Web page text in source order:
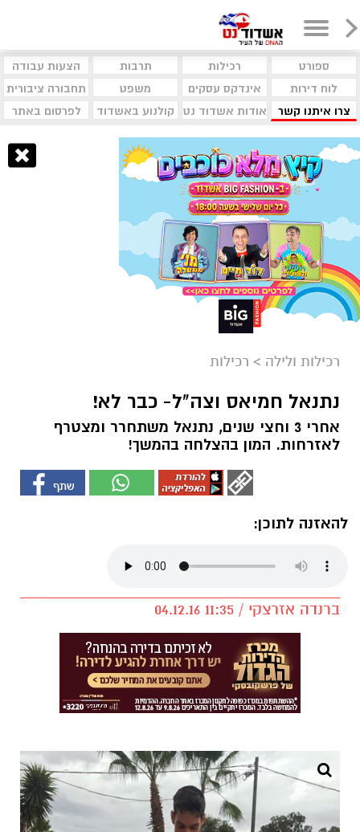
ספורט רכילות תרבות
הצעות עבודה
לוח דירות
אינדקס עסקים משפט
תחבורה ציבורית
צרו איתנו קשר
אודות אשדוד נט קולנוע באשדוד לפרסום באתר
רכילות ולילה > רכילות
נתנאל חמיאס וצה"ל- כבר לא!
אחרי 3 וחצי שנים, נתנאל משתחרר ומצטרף
לאזרחות. המון בהצלחה בהמשך!
להאזנה לתוכן:
ברנדה אזרצקי / 11:35 04.12.16